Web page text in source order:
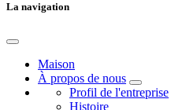
La navigation
Maison
À propos de nous
Profil de l'entreprise
Histoire